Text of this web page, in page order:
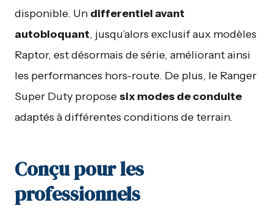
disponible. Un differentiel avant
autobloquant, jusqu’alors exclusif aux modèles
Raptor, est désormais de série, améliorant ainsi
les performances hors-route. De plus, le Ranger
Super Duty proposesix modes de conduite
adaptés à différentes conditions de terrain.
Conçu pour les
professionnels